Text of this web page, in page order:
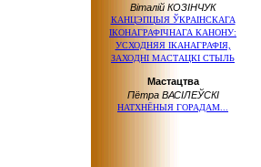
Віталій КОЗІНЧУК
КАНЦЭПЦЫЯ ЎКРАІНСКАГА
ІКОНАГРАФІЧНАГА КАНОНУ:
УСХОДНЯЯ ІКАНАГРАФІЯ,
ЗАХОДНІ МАСТАЦКІ СТЫЛЬ
Мастацтва
Пётра ВАСІЛЕЎСКІ
НАТХНЁНЫЯ ГОРАДАМ...